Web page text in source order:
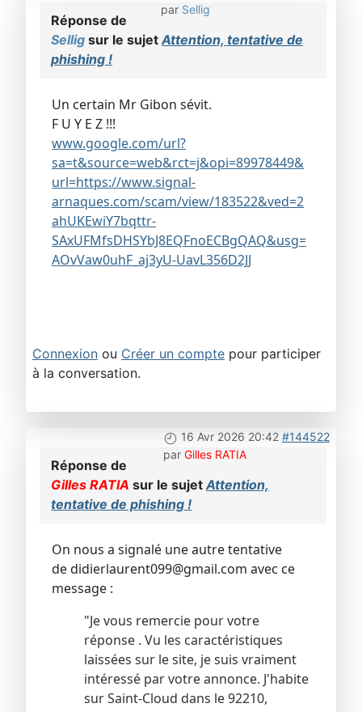
par Sellig
Réponse de
Sellig sur le sujetAttention, tentative de
phishing !
Un certain Mr Gibon sévit.
F U Y E Z !!!
www.google.com/url?
sa=t&source=web&rct=j&opi=89978449&
url=https://www.signal-
arnaques.com/scam/view/183522&ved=2
ahUKEwiY7bqttr-
SAxUFMfsDHSYbJ8EQFnoECBgQAQ&usg=
AOvVaw0uhF_aj3yU-UavL356D2JJ
Connexion ou Créer un compte pour participer
à la conversation.
16 Avr 2026 20:42 #144522
par Gilles RATIA
Réponse de
Gilles RATIA sur le sujetAttention,
tentative de phishing !
On nous a signalé une autre tentative
de didierlaurent099@gmail.com avec ce
message :
"Je vous remercie pour votre
réponse . Vu les caractéristiques
laissées sur le site, je suis vraiment
intéressé par votre annonce. J'habite
sur Saint-Cloud dans le 92210,